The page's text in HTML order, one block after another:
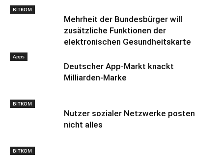
BITKOM
Mehrheit der Bundesbürger will
zusätzliche Funktionen der
elektronischen Gesundheitskarte
Apps
Deutscher App-Markt knackt
Milliarden-Marke
BITKOM
Nutzer sozialer Netzwerke posten
nicht alles
BITKOM